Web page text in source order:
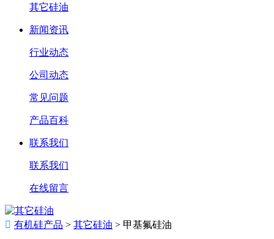
其它硅油
新闻资讯
行业动态
公司动态
常见问题
产品百科
联系我们
联系我们
在线留言
 有机硅产品 > 其它硅油 > 甲基氟硅油